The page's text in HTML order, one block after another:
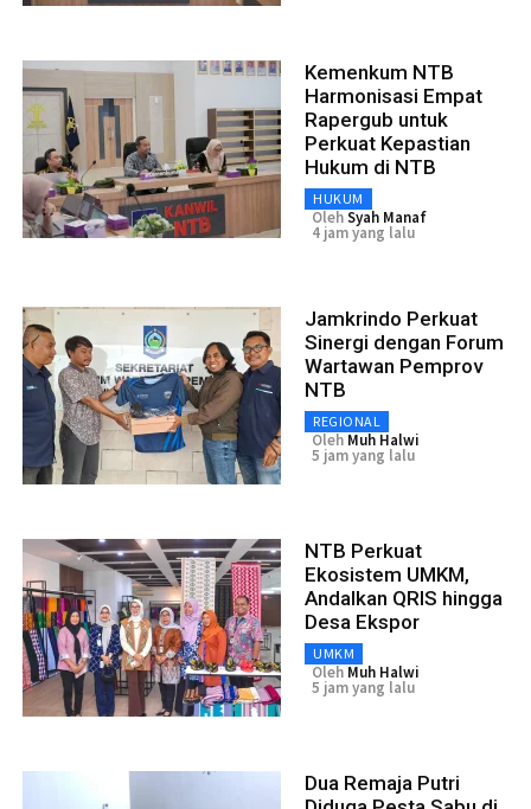
Kemenkum NTB
Harmonisasi Empat
Rapergub untuk
Perkuat Kepastian
Hukum di NTB
HUKUM
OlehSyah Manaf
4 jam yang lalu
Jamkrindo Perkuat
Sinergi dengan Forum
Wartawan Pemprov
NTB
REGIONAL
Oleh Muh Halwi
5 jam yang lalu
NTB Perkuat
Ekosistem UMKM,
Andalkan QRIS hingga
Desa Ekspor
UMKM
Oleh Muh Halwi
5 jam yang lalu
Dua Remaja Putri